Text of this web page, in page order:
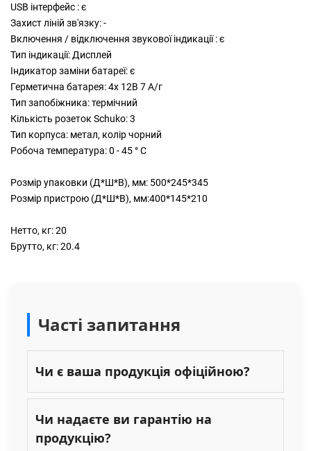
USB інтерфейс : є
Захист ліній зв'язку: -
Включення / відключення звукової індикації : є
Тип індикації: Дисплей
Індикатор заміни батареї: є
Герметична батарея: 4х 12В 7 А/г
Тип запобіжника: термічний
Кількість розеток Schuko: 3
Тип корпуса: метал, колір чорний
Робоча температура: 0 - 45 ° С
Розмір упаковки (Д*Ш*В), мм: 500*245*345
Розмір пристрою (Д*Ш*В), мм:400*145*210
Нетто, кг: 20
Брутто, кг: 20.4
Часті запитання
Чи є ваша продукція офіційною?
Чи надаєте ви гарантію на
продукцію?